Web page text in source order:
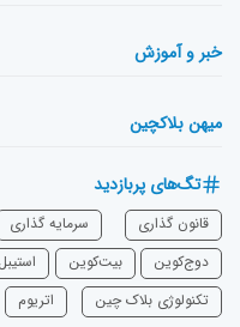
خبر و آموزش
میهن بلاکچین
تگ‌های پربازدید
قانون گذاری سرمایه‌ گذاری
دوج‌کوین
بیت‌کوین
تکنولوژی بلاک چین
اتریوم